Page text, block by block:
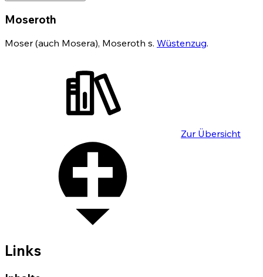
Moseroth
Moser (auch Mosera), Moseroth s. Wüstenzug.
Zur Übersicht
Links